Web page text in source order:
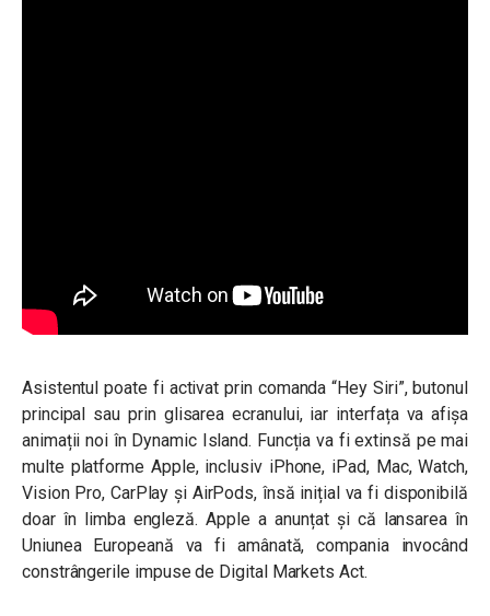
Asistentul poate fi activat prin comanda “Hey Siri”, butonul
principal sau prin glisarea ecranului, iar interfața va afișa
animații noi în Dynamic Island. Funcția va fi extinsă pe mai
multe platforme Apple, inclusiv iPhone, iPad, Mac, Watch,
Vision Pro, CarPlay și AirPods, însă inițial va fi disponibilă
doar în limba engleză. Apple a anunțat și că lansarea în
Uniunea Europeană va fi amânată, compania invocând
constrângerile impuse de Digital Markets Act.